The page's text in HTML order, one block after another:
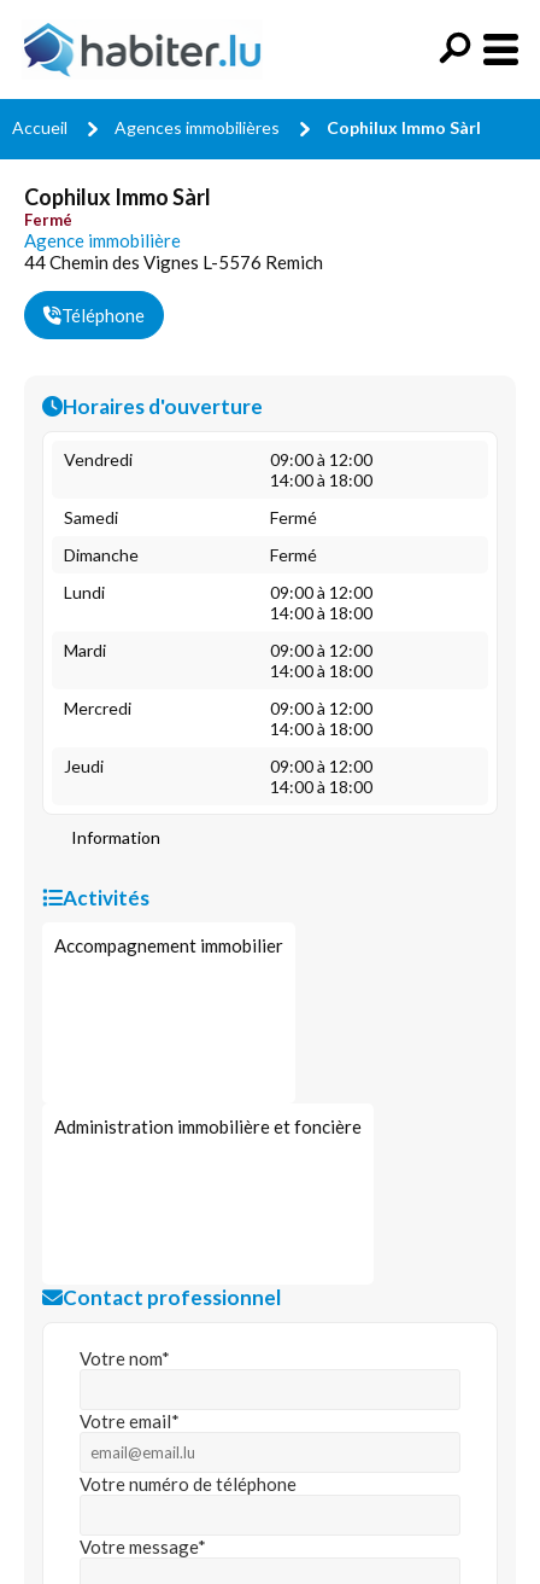
Accueil Agences immobilières Cophilux Immo Sàrl
Cophilux Immo Sàrl
Fermé
Agence immobilière
44 Chemin des Vignes L-5576 Remich
Téléphone
Horaires d'ouverture
Vendredi
09:00 à 12:00
14:00 à 18:00
Samedi
Fermé
Dimanche
Fermé
Lundi
09:00 à 12:00
14:00 à 18:00
Mardi
09:00 à 12:00
14:00 à 18:00
Mercredi
09:00 à 12:00
14:00 à 18:00
Jeudi
09:00 à 12:00
14:00 à 18:00
Information
Activités
Accompagnement immobilier
Administration immobilière et foncière
Contact professionnel
Votre nom*
Votre email*
Votre numéro de téléphone
Votre message*